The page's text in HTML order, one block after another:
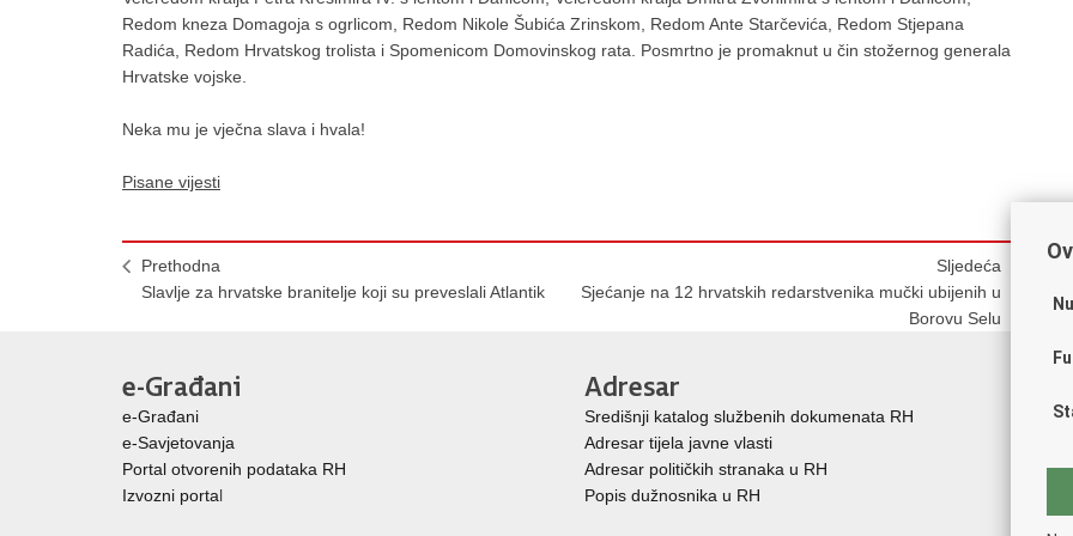
Redom kneza Domagoja s ogrlicom, Redom Nikole Šubića Zrinskom, Redom Ante Starčevića, Redom Stjepana
Radića, Redom Hrvatskog trolista i Spomenicom Domovinskog rata. Posmrtno je promaknut u čin stožernog generala
Hrvatske vojske.
Neka mu je vječna slava i hvala!
Pisane vijesti
Prethodna
Slavlje za hrvatske branitelje koji su preveslali Atlantik
Sljedeća
Sjećanje na 12 hrvatskih redarstvenika mučki ubijenih u
Borovu Selu
e-Građani
e-Građani
e-Savjetovanja
Portal otvorenih podataka RH
Izvozni portal
Adresar
Središnji katalog službenih dokumenata RH
Adresar tijela javne vlasti
Adresar političkih stranaka u RH
Popis dužnosnika u RH